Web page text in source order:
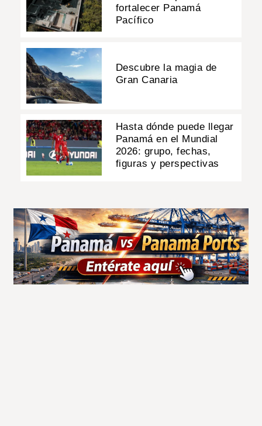
fortalecer Panamá
Pacífico
Descubre la magia de
Gran Canaria
Hasta dónde puede llegar
Panamá en el Mundial
2026: grupo, fechas,
figuras y perspectivas